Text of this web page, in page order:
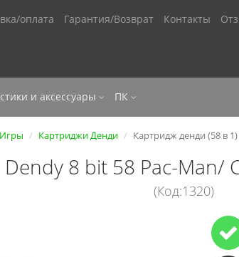
оплата Гарантия/Возврат Контакты
и аксессуары ПК
Игры Картриджи Денди Картридж денди (58 в
8 bit 58 Pac-Man/
(Код:1320)